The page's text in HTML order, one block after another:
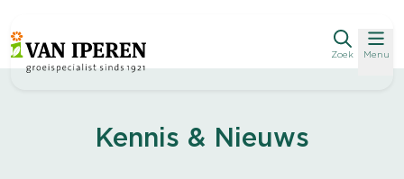
Zoek Menu
Kennis & Nieuws